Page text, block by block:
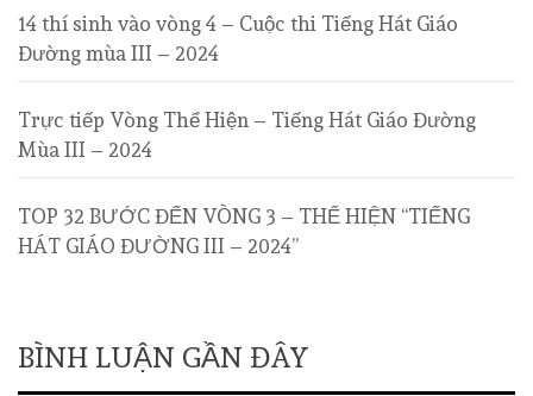
14 thí sinh vào vòng 4 – Cuộc thi Tiếng Hát Giáo
Đường mùa III – 2024
Trực tiếp Vòng Thể Hiện – Tiếng Hát Giáo Đường
Mùa III – 2024
TOP 32 BƯỚC ĐẾN VÒNG 3 – THỂ HIỆN “TIẾNG
HÁT GIÁO ĐƯỜNG III – 2024”
BÌNH LUẬN GẦN ĐÂY